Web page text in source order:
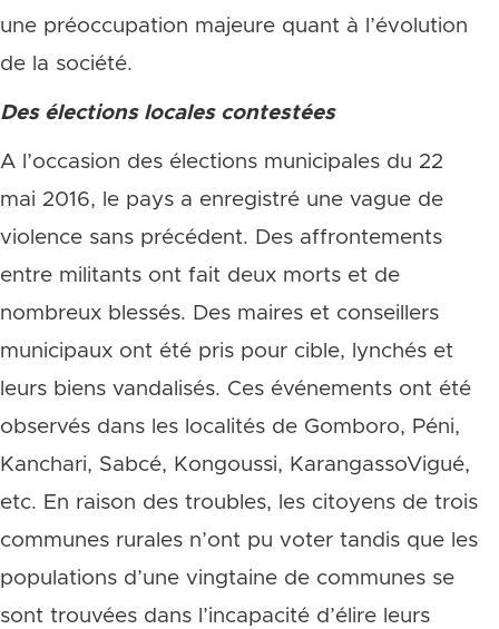
une préoccupation majeure quant à l’évolution
de la société.
Des élections locales contestées
A l’occasion des élections municipales du 22
mai 2016, le pays a enregistré une vague de
violence sans précédent. Des affrontements
entre militants ont fait deux morts et de
nombreux blessés. Des maires et conseillers
municipaux ont été pris pour cible, lynchés et
leurs biens vandalisés. Ces événements ont été
observés dans les localités de Gomboro, Péni,
Kanchari, Sabcé, Kongoussi, KarangassoVigué,
etc. En raison des troubles, les citoyens de trois
communes rurales n’ont pu voter tandis que les
populations d’une vingtaine de communes se
sont trouvées dans l’incapacité d’élire leurs